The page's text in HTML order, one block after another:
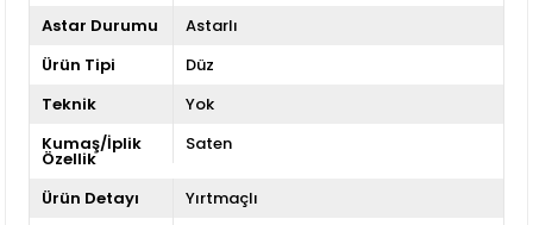
Astar Durumu
Astarlı
Ürün Tipi
Düz
Teknik
Yok
Kumaş/İplik
Özellik
Saten
Ürün Detayı
Yırtmaçlı